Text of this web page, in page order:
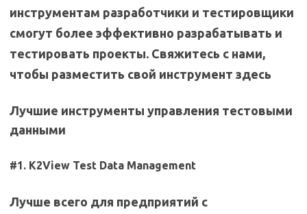
инструментам разработчики и тестировщики
смогут более эффективно разрабатывать и
тестировать проекты. Свяжитесь с нами,
чтобы разместить свой инструмент здесь
Лучшие инструменты управления тестовыми
данными
#1. K2View Test Data Management
Лучше всего для предприятий с